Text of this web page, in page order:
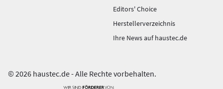
Editors' Choice
Herstellerverzeichnis
Ihre News auf haustec.de
© 2026 haustec.de - Alle Rechte vorbehalten.